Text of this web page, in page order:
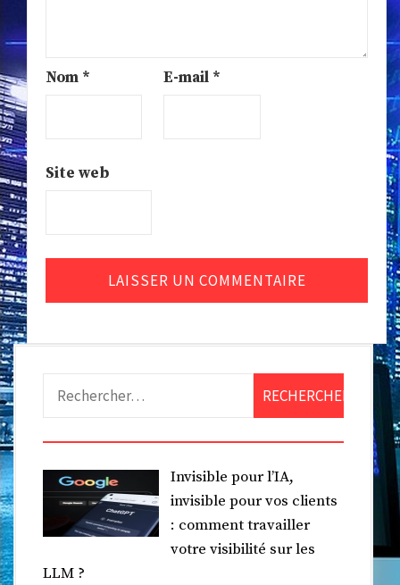
Nom * E-mail *
Site web
Invisible pour l’IA,
invisible pour vos clients
: comment travailler
votre visibilité sur les
LLM ?